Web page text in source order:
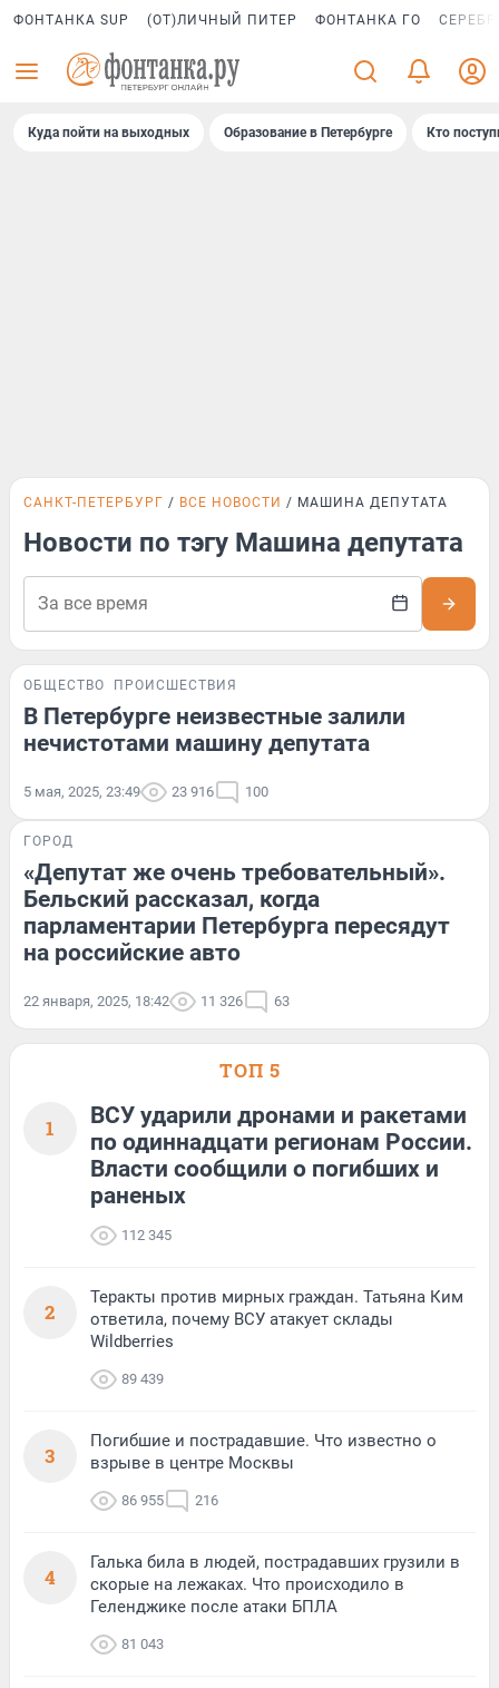
ФОНТАНКА SUP (ОТ)ЛИЧНЫЙ ПИТЕР ФОНТАНКА ГО
Куда пойти на выходных Образование в Петербурге Кто
САНКТ-ПЕТЕРБУРГ ВСЕ НОВОСТИ МАШИНА ДЕПУТАТА
Новости по тэгу Машина депутата
ОБЩЕСТВО ПРОИСШЕСТВИЯ
В Петербурге неизвестные залили
нечистотами машину депутата
5 мая, 2025, 23:49 23 916 100
ГОРОД
«Депутат же очень требовательный».
Бельский рассказал, когда
парламентарии Петербурга пересядут
на российские авто
22 января, 2025, 18:42 11 326 63
ТОП 5
1
ВСУ ударили дронами и ракетами
по одиннадцати регионам России.
Власти сообщили о погибших и
раненых
112 345
2
Теракты против мирных граждан. Татьяна Ким
ответила, почему ВСУ атакует склады
Wildberries
89 439
3
Погибшие и пострадавшие. Что известно о
взрыве в центре Москвы
86 955 216
4
Галька била в людей, пострадавших грузили в
скорые на лежаках. Что происходило в
Геленджике после атаки БПЛА
81 043